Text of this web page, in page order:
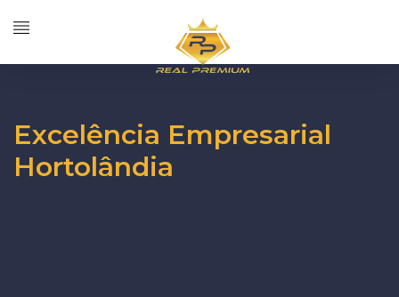
Excelência Empresarial
Hortolândia